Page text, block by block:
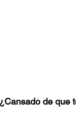
de que